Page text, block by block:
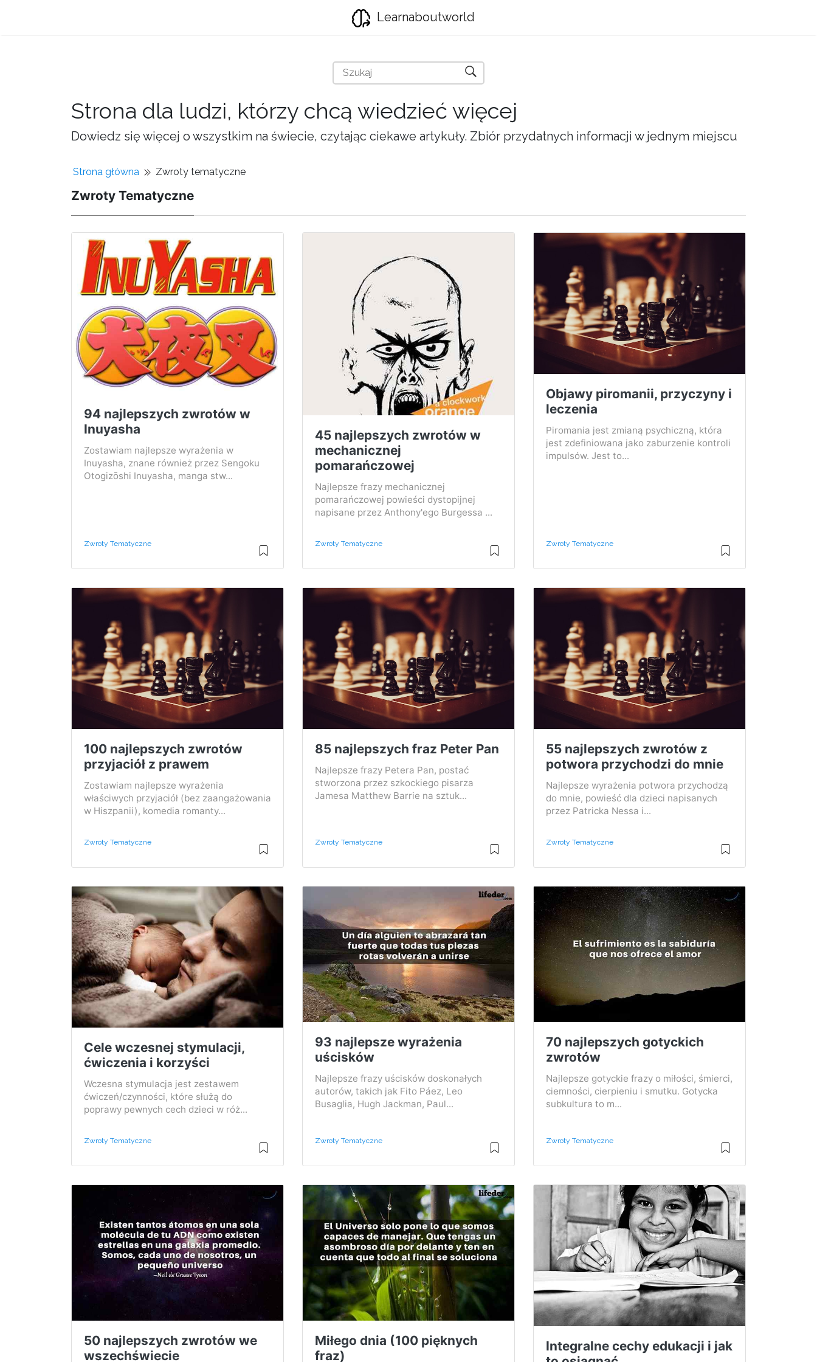
Learnaboutworld
Strona dla ludzi, którzy chcą wiedzieć więcej
Dowiedz się więcej o wszystkim na świecie, czytając ciekawe artykuły. Zbiór przydatnych informacji w jednym miejscu
Strona główna Zwroty tematyczne
Zwroty Tematyczne
94 najlepszych zwrotów w
Inuyasha
Zostawiam najlepsze wyrażenia w
Inuyasha, znane również przez Sengoku
Otogizōshi Inuyasha, manga stw...
Zwroty Tematyczne
45 najlepszych zwrotów w
mechanicznej
pomarańczowej
Najlepsze frazy mechanicznej
pomarańczowej powieści dystopijnej
napisane przez Anthony'ego Burgessa ...
Zwroty Tematyczne
Objawy piromanii, przyczyny i
leczenia
Piromania jest zmianą psychiczną, która
jest zdefiniowana jako zaburzenie kontroli
impulsów. Jest to...
Zwroty Tematyczne
100 najlepszych zwrotów
przyjaciół z prawem
Zostawiam najlepsze wyrażenia
właściwych przyjaciół (bez zaangażowania
w Hiszpanii), komedia romanty...
Zwroty Tematyczne
85 najlepszych fraz Peter Pan
Najlepsze frazy Petera Pan, postać
stworzona przez szkockiego pisarza
Jamesa Matthew Barrie na sztuk...
Zwroty Tematyczne
55 najlepszych zwrotów z
potwora przychodzi do mnie
Najlepsze wyrażenia potwora przychodzą
do mnie, powieść dla dzieci napisanych
przez Patricka Nessa i...
Zwroty Tematyczne
Cele wczesnej stymulacji,
ćwiczenia i korzyści
Wczesna stymulacja jest zestawem
ćwiczeń/czynności, które służą do
poprawy pewnych cech dzieci w róż...
Zwroty Tematyczne
93 najlepsze wyrażenia
uścisków
Najlepsze frazy uścisków doskonałych
autorów, takich jak Fito Páez, Leo
Busaglia, Hugh Jackman, Paul...
Zwroty Tematyczne
70 najlepszych gotyckich
zwrotów
Najlepsze gotyckie frazy o miłości, śmierci,
ciemności, cierpieniu i smutku. Gotycka
subkultura to m...
Zwroty Tematyczne
50 najlepszych zwrotów we
wszechświecie
Miłego dnia (100 pięknych
fraz)
Integralne cechy edukacji i jak